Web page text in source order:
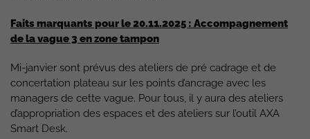
Faits marquants pour le 20.11.2025 : Accompagnement
de la vague 3 en zone tampon
Mi-janvier sont prévus des ateliers de pré cadrage et de
concertation plateau sur les points d’ancrage avec les
managers de cette vague. Pour tous, il y aura des ateliers
d’appropriation des espaces et des ateliers sur l’outil AXA
Smart Desk.